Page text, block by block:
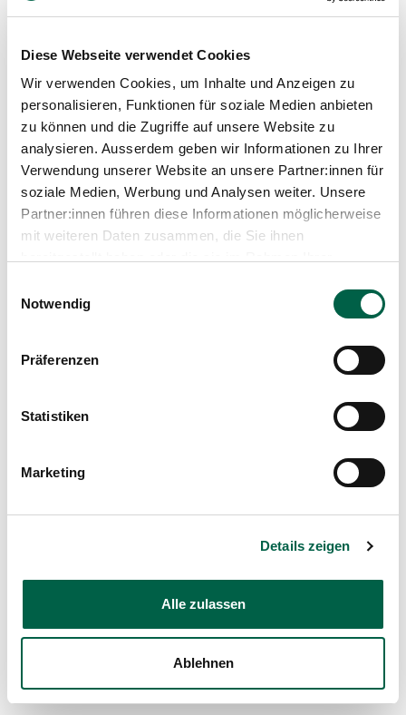
Diese Webseite verwendet Cookies
Wir verwenden Cookies, um Inhalte und Anzeigen zu
personalisieren, Funktionen für soziale Medien anbieten
zu können und die Zugriffe auf unsere Website zu
analysieren. Ausserdem geben wir Informationen zu Ihrer
Verwendung unserer Website an unsere Partner:innen für
soziale Medien, Werbung und Analysen weiter. Unsere
Partner:innen führen diese Informationen möglicherweise
mit weiteren Daten zusammen, die Sie ihnen
Notwendig
Präferenzen
Statistiken
Marketing
Details zeigen
Alle zulassen
Ablehnen
Schweizerische Gesellschaft für Radiologie (SGR-
Deutsche Röntgengesellschaft (DRG)
European Society of Radiology (ESR)
Radiological Society of North America (RSNA)
Ärztegesellschaften der Kantone Bern und Zürich
Vereinigung Züricher Radiologen (VZR)
Chefärzte-Gesellschaft des Kanton Zürich
ESMRMB, ISMRM
Ratgeber